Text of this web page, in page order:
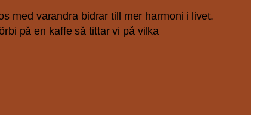
med varandra bidrar till mer harmoni i livet.
på en kaffe så tittar vi på vilka